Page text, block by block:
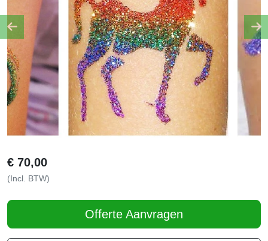
€ 70,00
(Incl. BTW)
Offerte Aanvragen
Previous